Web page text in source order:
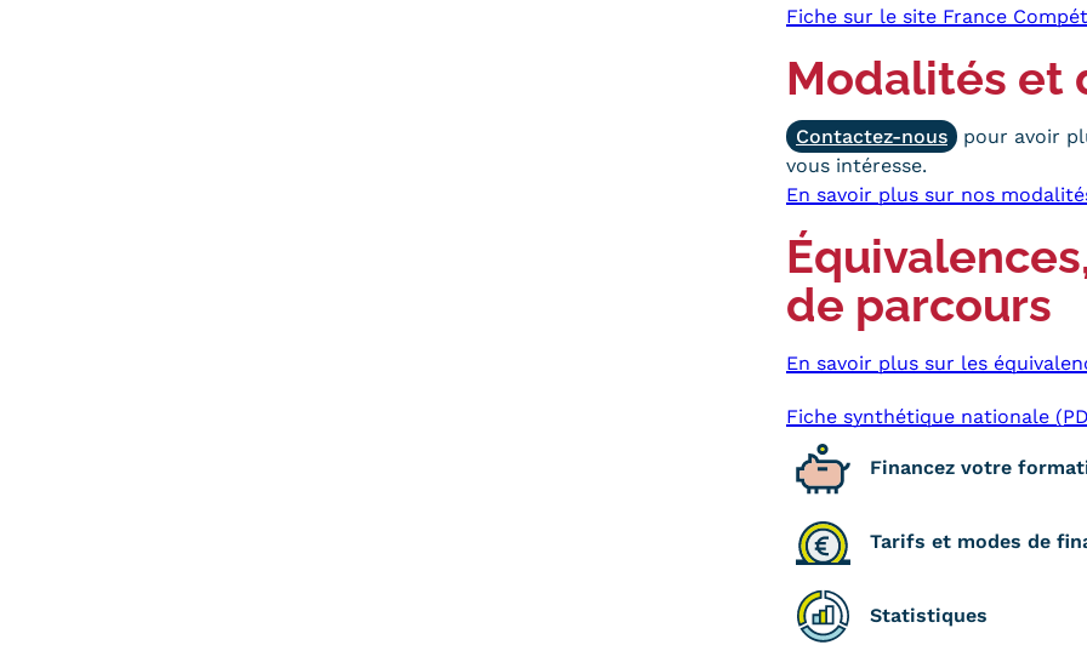
Fiche sur le site France
Modalités et
Contactez-nous
pour avoir
vous intéresse.
En savoir plus sur nos
de parcours
En savoir plus sur les
Fiche synthétique nationale
Financez votre
Tarifs et modes de
Statistiques